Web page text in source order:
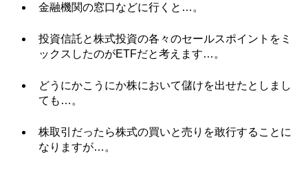
金融機関の窓口などに行くと…。
投資信託と株式投資の各々のセールスポイントをミ
ックスしたのがETFだと考えます…。
どうにかこうにか株において儲けを出せたとしまし
ても…。
株取引だったら株式の買いと売りを敢行することに
なりますが…。